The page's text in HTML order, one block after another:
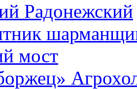
Радонежский
мост